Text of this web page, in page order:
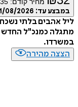
במבצע עד: 08/2026
ליל אהבים בלתי
מתגלה כמנכ"ל החדש
במשרדו.
הצצה מהירה